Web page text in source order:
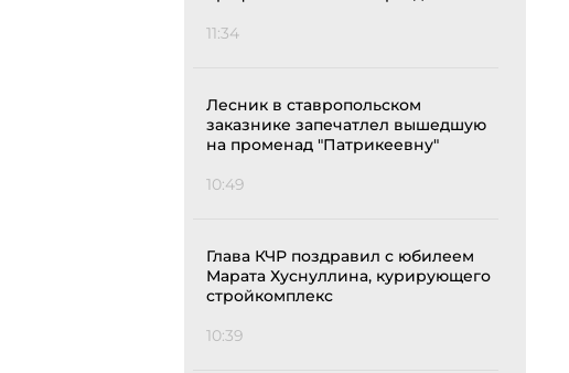
11:34
Лесник в ставропольском
заказнике запечатлел вышедшую
на променад "Патрикеевну"
10:49
Глава КЧР поздравил с юбилеем
Марата Хуснуллина, курирующего
стройкомплекс
10:39